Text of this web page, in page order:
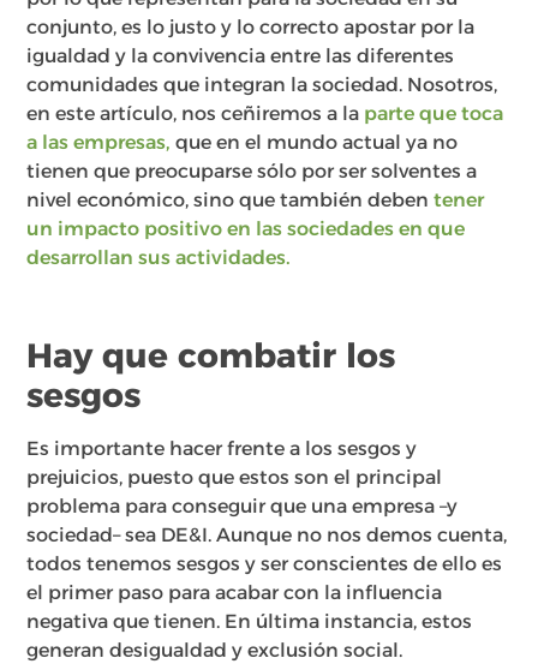
conjunto, es lo justo y lo correcto apostar por la
igualdad y la convivencia entre las diferentes
comunidades que integran la sociedad. Nosotros,
en este artículo, nos ceñiremos a la parte que toca
a las empresas, que en el mundo actual ya no
tienen que preocuparse sólo por ser solventes a
nivel económico, sino que también debentener
un impacto positivo en las sociedades en que
desarrollan sus actividades.
Hay que combatir los
sesgos
Es importante hacer frente a los sesgos y
prejuicios, puesto que estos son el principal
problema para conseguir que una empresa –y
sociedad– sea DE&I. Aunque no nos demos cuenta,
todos tenemos sesgos y ser conscientes de ello es
el primer paso para acabar con la influencia
negativa que tienen. En última instancia, estos
generan desigualdad y exclusión social.